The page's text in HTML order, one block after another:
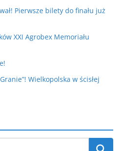
Pierwsze bilety do finału już
XXI Agrobex Memoriału
Wielkopolska w ścisłej